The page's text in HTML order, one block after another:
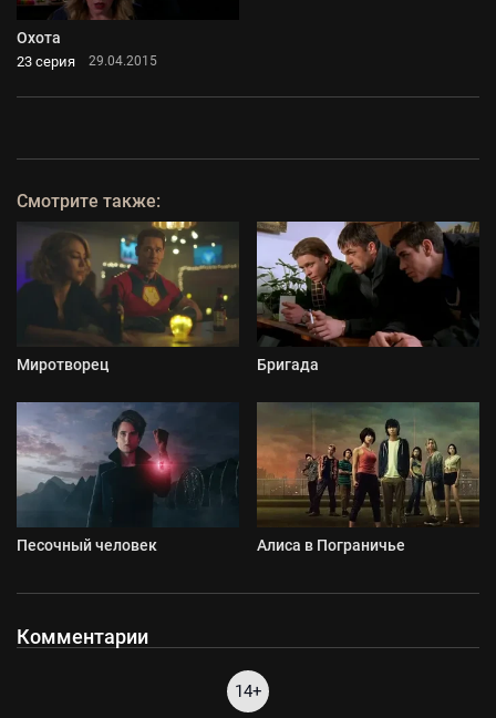
Охота
23 серия 29.04.2015
Смотрите также:
Миротворец Бригада
Песочный человек Алиса в Пограничье
Комментарии
14+